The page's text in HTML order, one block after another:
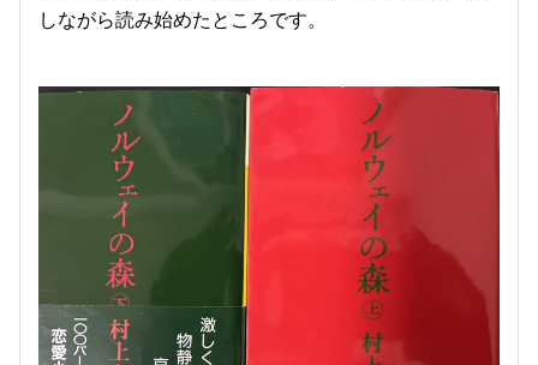
しながら読み始めたところです。